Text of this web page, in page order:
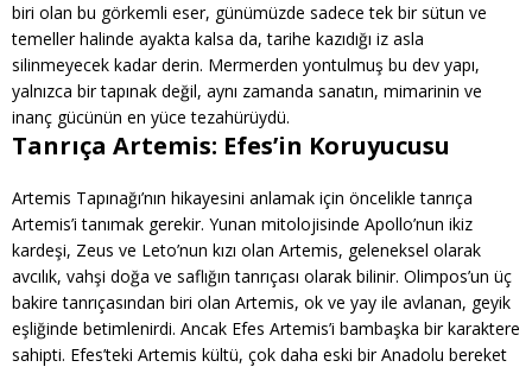
biri olan bu görkemli eser, günümüzde sadece tek bir sütun ve
temeller halinde ayakta kalsa da, tarihe kazıdığı iz asla
silinmeyecek kadar derin. Mermerden yontulmuş bu dev yapı,
yalnızca bir tapınak değil, aynı zamanda sanatın, mimarinin ve
inanç gücünün en yüce tezahürüydü.
Tanrıça Artemis: Efes’in Koruyucusu
Artemis Tapınağı’nın hikayesini anlamak için öncelikle tanrıça
Artemis’i tanımak gerekir. Yunan mitolojisinde Apollo’nun ikiz
kardeşi, Zeus ve Leto’nun kızı olan Artemis, geleneksel olarak
avcılık, vahşi doğa ve saflığın tanrıçası olarak bilinir. Olimpos’un üç
bakire tanrıçasından biri olan Artemis, ok ve yay ile avlanan, geyik
eşliğinde betimlenirdi. Ancak Efes Artemis’i bambaşka bir karaktere
sahipti. Efes’teki Artemis kültü, çok daha eski bir Anadolu bereket